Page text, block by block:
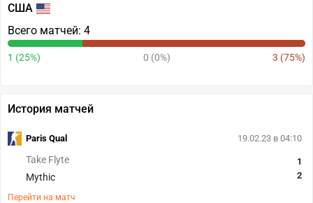
США
Всего матчей: 4
1 (25%) 0 (0%) 3 (75%)
История матчей
19.02.23 в 04:10
Take Flyte
Mythic
1
2
Перейти на матч
Paris Qual